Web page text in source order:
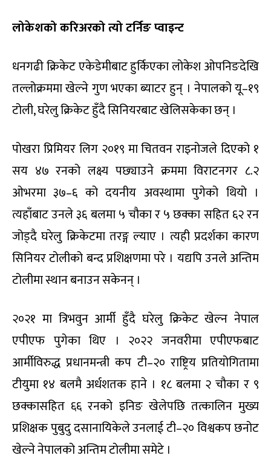
लोकेशको करिअरको त्यो टर्निङ प्वाइन्ट
धनगढी क्रिकेट एकेडेमीबाट हुर्किएका लोकेश ओपनिङदेखि
तल्लोक्रममा खेल्ने गुण भएका ब्याटर हुन् । नेपालको यू–१९
टोली, घरेलु क्रिकेट हुँदै सिनियरबाट खेलिसकेका छन् ।
पोखरा प्रिमियर लिग २०१९ मा चितवन राइनोजले दिएको १
सय ४७ रनको लक्ष्य पछ्याउने क्रममा विराटनगर ८.२
ओभरमा ३७–६ को दयनीय अवस्थामा पुगेको थियो ।
त्यहाँबाट उनले ३६ बलमा ५ चौका र ५ छक्का सहित ६२ रन
जोड्दै घरेलु क्रिकेटमा तरङ्ग ल्याए । त्यही प्रदर्शका कारण
सिनियर टोलीको बन्द प्रशिक्षणमा परे । यद्यपि उनले अन्तिम
टोलीमा स्थान बनाउन सकेनन् ।
२०२१ मा त्रिभवुन आर्मी हुँदै घरेलु क्रिकेट खेल्न नेपाल
एपीएफ पुगेका थिए । २०२२ जनवरीमा एपीएफबाट
आर्मीविरुद्ध प्रधानमन्त्री कप टी–२० राष्ट्रिय प्रतियोगितामा
टीयुमा १४ बलमै अर्धशतक हाने । १८ बलमा २ चौका र ९
छक्कासहित ६६ रनको इनिङ खेलेपछि तत्कालिन मुख्य
प्रशिक्षक पुबुदु दसानायिकेले उनलाई टी–२० विश्वकप छनोट
खेल्ने नेपालको अन्तिम टोलीमा समेटे ।